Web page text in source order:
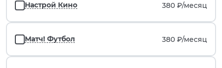
Настрой Кино 380 ₽/месяц
Матч! Футбол 380 ₽/месяц